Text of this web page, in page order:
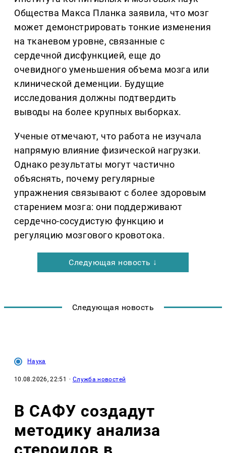
Общества Макса Планка заявила, что мозг
может демонстрировать тонкие изменения
на тканевом уровне, связанные с
сердечной дисфункцией, еще до
очевидного уменьшения объема мозга или
клинической деменции. Будущие
исследования должны подтвердить
выводы на более крупных выборках.
Ученые отмечают, что работа не изучала
напрямую влияние физической нагрузки.
Однако результаты могут частично
объяснять, почему регулярные
упражнения связывают с более здоровым
старением мозга: они поддерживают
сердечно-сосудистую функцию и
регуляцию мозгового кровотока.
Следующая новость ↓
Следующая новость
Наука
10.08.2026, 22:51 · Служба новостей
В САФУ создадут
методику анализа